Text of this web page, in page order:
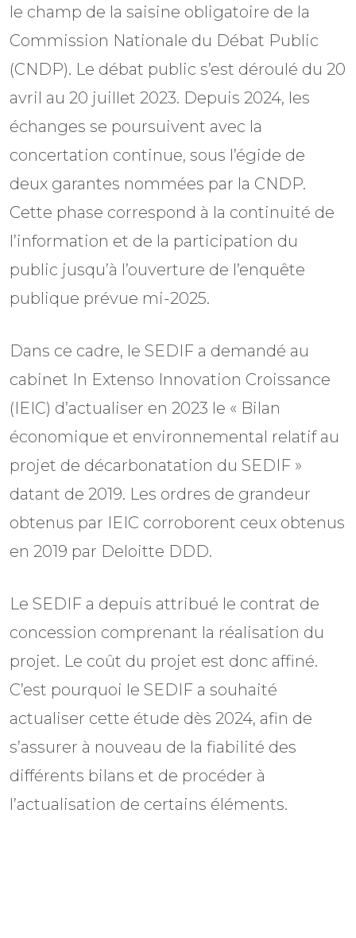
le champ de la saisine obligatoire de la
Commission Nationale du Débat Public
(CNDP). Le débat public s’est déroulé du 20
avril au 20 juillet 2023. Depuis 2024, les
échanges se poursuivent avec la
concertation continue, sous l’égide de
deux garantes nommées par la CNDP.
Cette phase correspond à la continuité de
l’information et de la participation du
public jusqu’à l’ouverture de l’enquête
publique prévue mi-2025.
Dans ce cadre, le SEDIF a demandé au
cabinet In Extenso Innovation Croissance
(IEIC) d’actualiser en 2023 le « Bilan
économique et environnemental relatif au
projet de décarbonatation du SEDIF »
datant de 2019. Les ordres de grandeur
obtenus par IEIC corroborent ceux obtenus
en 2019 par Deloitte DDD.
Le SEDIF a depuis attribué le contrat de
concession comprenant la réalisation du
projet. Le coût du projet est donc affiné.
C’est pourquoi le SEDIF a souhaité
actualiser cette étude dès 2024, afin de
s’assurer à nouveau de la fiabilité des
différents bilans et de procéder à
l’actualisation de certains éléments.